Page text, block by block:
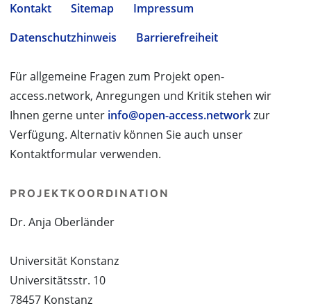
Kontakt Sitemap
Impressum
Datenschutzhinweis
Barrierefreiheit
Für allgemeine Fragen zum Projekt open-
access.network, Anregungen und Kritik stehen wir
Ihnen gerne unter info@open-access.networkzur
Verfügung. Alternativ können Sie auch unser
Kontaktformular verwenden.
PROJEKTKOORDINATION
Dr. Anja Oberländer
Universität Konstanz
Universitätsstr. 10
78457 Konstanz